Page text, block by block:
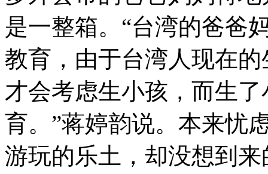
是一整箱。“台湾的爸爸
教育，由于台湾人现在
才会考虑生小孩，而生
育。”蒋婷韵说。本来忧
游玩的乐土，却没想到